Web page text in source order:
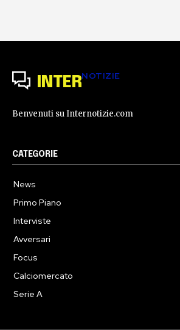
INTERNOTIZIE
Benvenuti su Internotizie.com
CATEGORIE
News
Primo Piano
Interviste
Avversari
Focus
Calciomercato
Serie A